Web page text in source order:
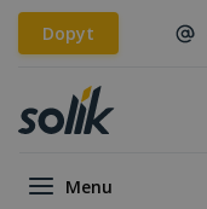
Dopyt
Menu